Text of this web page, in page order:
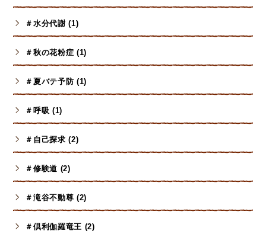
＃水分代謝 (1)
＃秋の花粉症 (1)
＃夏バテ予防 (1)
＃呼吸 (1)
＃自己探求 (2)
＃修験道 (2)
＃滝谷不動尊 (2)
＃倶利伽羅竜王 (2)